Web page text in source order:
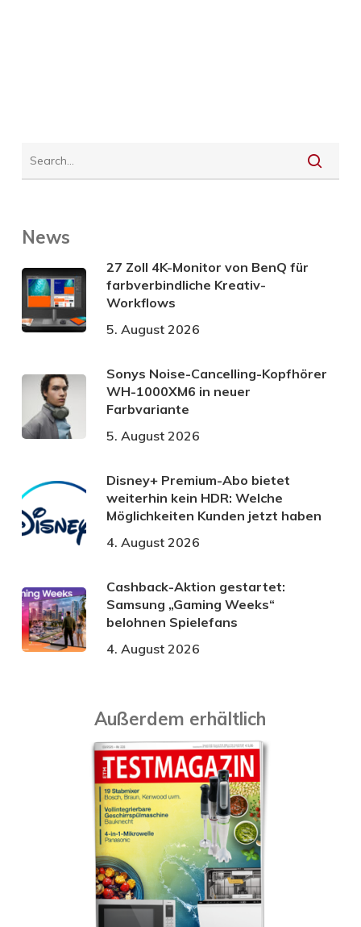
News
27 Zoll 4K-Monitor von BenQ für
farbverbindliche Kreativ-
Workflows
5. August 2026
Sonys Noise-Cancelling-Kopfhörer
WH-1000XM6 in neuer
Farbvariante
5. August 2026
Disney+ Premium-Abo bietet
weiterhin kein HDR: Welche
Möglichkeiten Kunden jetzt haben
4. August 2026
Cashback-Aktion gestartet:
Samsung „Gaming Weeks“
belohnen Spielefans
4. August 2026
Außerdem erhältlich